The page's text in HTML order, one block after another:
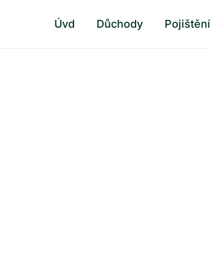
Úvd Důchody Pojištění